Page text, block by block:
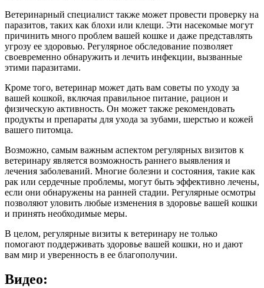
Ветеринарный специалист также может провести проверку на
паразитов, таких как блохи или клещи. Эти насекомые могут
причинить много проблем вашей кошке и даже представлять
угрозу ее здоровью. Регулярное обследование позволяет
своевременно обнаружить и лечить инфекции, вызванные
этими паразитами.
Кроме того, ветеринар может дать вам советы по уходу за
вашей кошкой, включая правильное питание, рацион и
физическую активность. Он может также рекомендовать
продукты и препараты для ухода за зубами, шерстью и кожей
вашего питомца.
Возможно, самым важным аспектом регулярных визитов к
ветеринару является возможность раннего выявления и
лечения заболеваний. Многие болезни и состояния, такие как
рак или сердечные проблемы, могут быть эффективно лечены,
если они обнаружены на ранней стадии. Регулярные осмотры
позволяют уловить любые изменения в здоровье вашей кошки
и принять необходимые меры.
В целом, регулярные визиты к ветеринару не только
помогают поддерживать здоровье вашей кошки, но и дают
вам мир и уверенность в ее благополучии.
Видео: